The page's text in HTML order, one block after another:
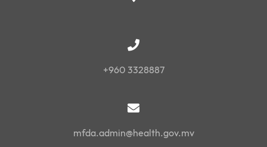
+960 3328887
mfda.admin@health.gov.mv